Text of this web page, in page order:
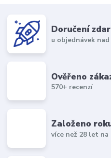
Doručení
u objednávek nad
Ověřeno
570+ recenzí
Založeno
více než 28 let